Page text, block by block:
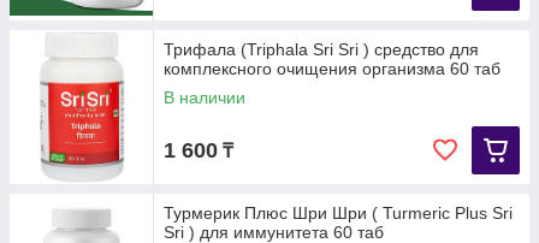
Трифала (Triphala Sri Sri ) средство для
комплексного очищения организма 60 таб
В наличии
1 600 ₸
Турмерик Плюс Шри Шри ( Turmeric Plus Sri
Sri ) для иммунитета 60 таб